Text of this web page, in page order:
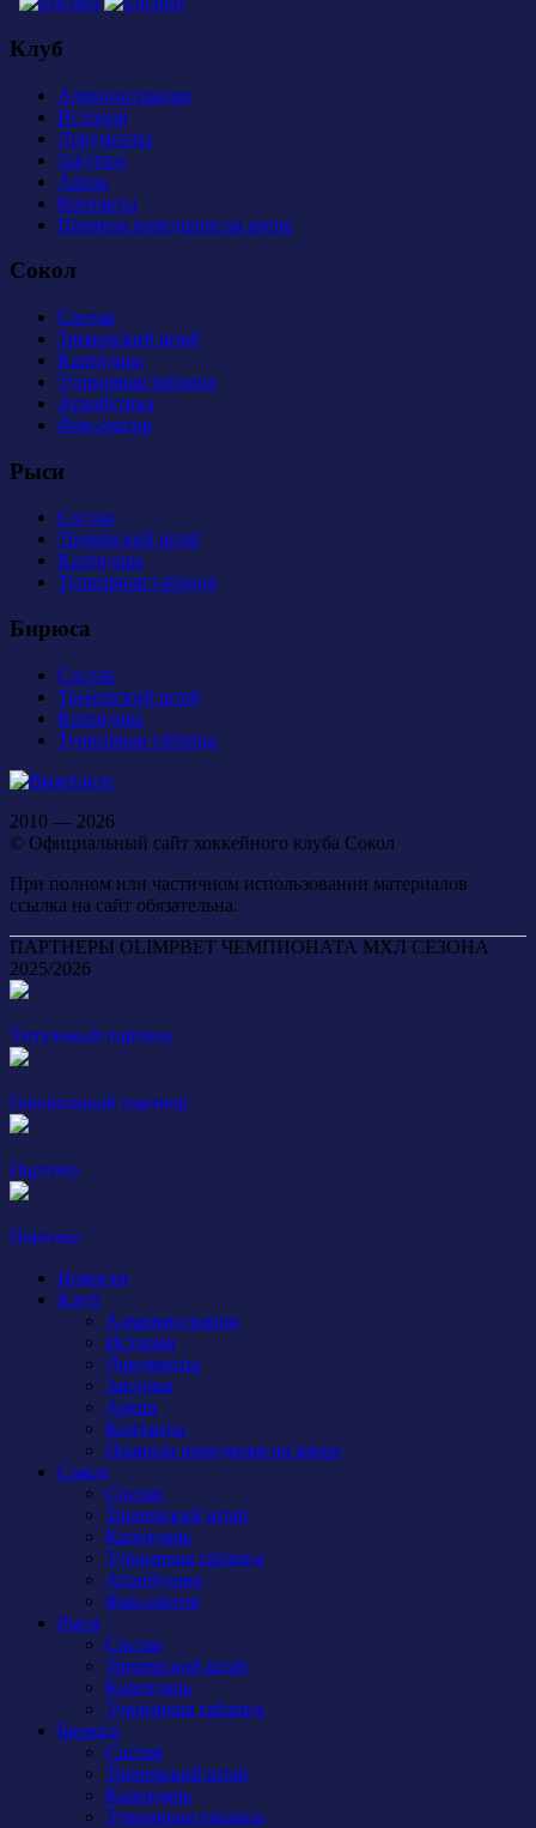
Клуб
Администрация
История
Документы
Закупки
Арена
Контакты
Правила поведения на арене
Сокол
Состав
Тренерский штаб
Календарь
Турнирная таблица
Атрибутика
Фан-сектор
Рыси
Состав
Тренерский штаб
Календарь
Турнирная таблица
Бирюса
Состав
Тренерский штаб
Календарь
Турнирная таблица
2010 — 2026
© Официальный сайт хоккейного клуба Сокол
При полном или частичном использовании материалов
ссылка на сайт обязательна.
ПАРТНЕРЫ OLIMPBET ЧЕМПИОНАТА МХЛ СЕЗОНА
2025/2026
Титульный партнер
Генеральный партнер
Партнер
Партнер
Новости
Клуб
Администрация
История
Документы
Закупки
Арена
Контакты
Правила поведения на арене
Сокол
Состав
Тренерский штаб
Календарь
Турнирная таблица
Атрибутика
Фан-сектор
Рыси
Состав
Тренерский штаб
Календарь
Турнирная таблица
Бирюса
Состав
Тренерский штаб
Календарь
Турнирная таблица